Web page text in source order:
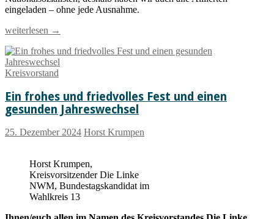
eingeladen – ohne jede Ausnahme.
Nie
Krieg
–
Nie
Faschismus
weiterlesen →
Kreisvorstand
Ein frohes und friedvolles Fest und einen
gesunden Jahreswechsel
25. Dezember 2024 Horst Krumpen
Horst Krumpen,
Kreisvorsitzender Die Linke
NWM, Bundestagskandidat im
Wahlkreis 13